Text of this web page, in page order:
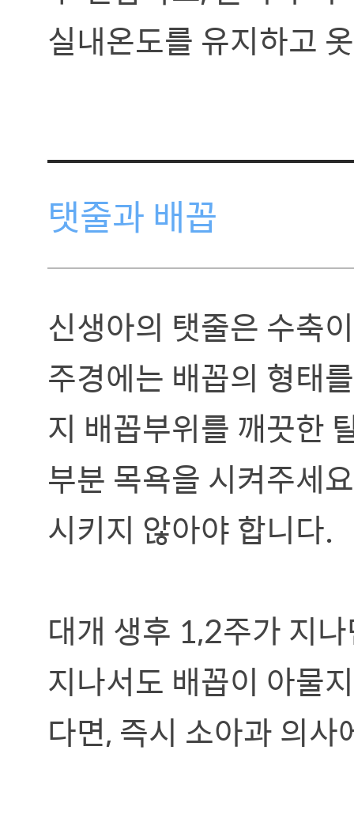
실내온도를 유지하고
탯줄과 배꼽
신생아의 탯줄은 수축
주경에는 배꼽의 형태
지 배꼽부위를 깨끗한
부분 목욕을 시켜주세
시키지 않아야 합니다.
대개 생후 1,2주가 지
지나서도 배꼽이 아물
다면, 즉시 소아과 의